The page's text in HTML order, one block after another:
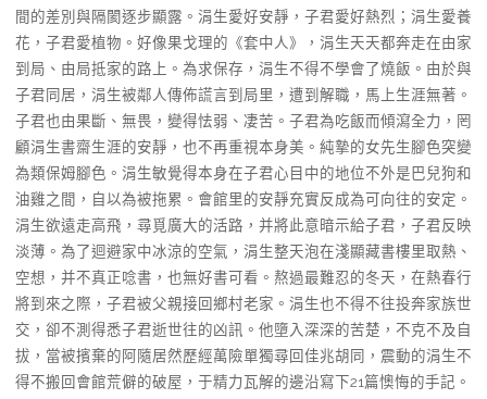
間的差別與隔閡逐步顯露。涓生愛好安靜，子君愛好熱烈；涓生愛養
花，子君愛植物。好像果戈理的《套中人》，涓生天天都奔走在由家
到局、由局抵家的路上。為求保存，涓生不得不學會了燒飯。由於與
子君同居，涓生被鄰人傳佈謊言到局里，遭到解職，馬上生涯無著。
子君也由果斷、無畏，變得怯弱、凄苦。子君為吃飯而傾瀉全力，罔
顧涓生書齋生涯的安靜，也不再重視本身美。純摯的女先生腳色突變
為類保姆腳色。涓生敏覺得本身在子君心目中的地位不外是巴兒狗和
油雞之間，自以為被拖累。會館里的安靜充實反成為可向往的安定。
涓生欲遠走高飛，尋覓廣大的活路，并將此意暗示給子君，子君反映
淡薄。為了迴避家中冰涼的空氣，涓生整天泡在淺顯藏書樓里取熱、
空想，并不真正唸書，也無好書可看。熬過最難忍的冬天，在熱春行
將到來之際，子君被父親接回鄉村老家。涓生也不得不往投奔家族世
交，卻不測得悉子君逝世往的凶訊。他墮入深深的苦楚，不克不及自
拔，當被擯棄的阿隨居然歷經萬險單獨尋回佳兆胡同，震動的涓生不
得不搬回會館荒僻的破屋，于精力瓦解的邊沿寫下21篇懊悔的手記。